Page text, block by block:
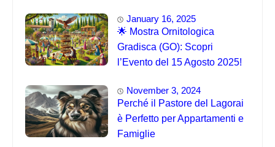
January 16, 2025
🌟 Mostra Ornitologica
Gradisca (GO): Scopri
l’Evento del 15 Agosto 2025!
November 3, 2024
Perché il Pastore del Lagorai
è Perfetto per Appartamenti e
Famiglie